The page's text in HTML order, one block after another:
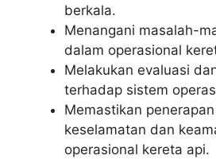
berkala.
Menangani masalah-
dalam operasional
Melakukan evaluasi
terhadap sistem
Memastikan
keselamatan dan
operasional kereta api.